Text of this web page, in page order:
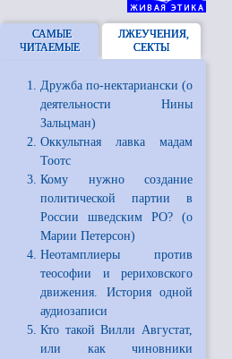
САМЫЕ
ЧИТАЕМЫЕ
ЛЖЕУЧЕНИЯ,
СЕКТЫ
Дружба по-нектариански (о
деятельности Нины
Зальцман)
Оккультная лавка мадам
Тоотс
Кому нужно создание
политической партии в
России шведским РО? (о
Марии Петерсон)
Неотамплиеры против
теософии и рериховского
движения. История одной
аудиозаписи
Кто такой Вилли Августат,
или как чиновники